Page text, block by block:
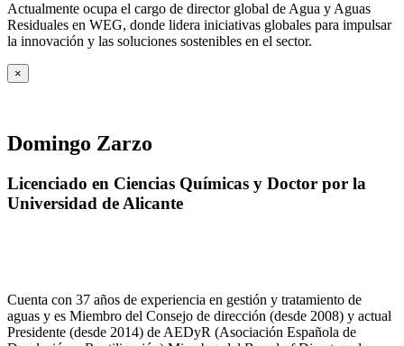
Actualmente ocupa el cargo de director global de Agua y Aguas
Residuales en WEG, donde lidera iniciativas globales para impulsar
la innovación y las soluciones sostenibles en el sector.
×
Domingo Zarzo
Licenciado en Ciencias Químicas y Doctor por la
Universidad de Alicante
Cuenta con 37 años de experiencia en gestión y tratamiento de
aguas y es Miembro del Consejo de dirección (desde 2008) y actual
Presidente (desde 2014) de AEDyR (Asociación Española de